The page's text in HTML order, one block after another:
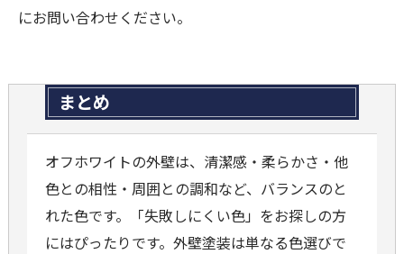
にお問い合わせください。
まとめ
オフホワイトの外壁は、清潔感・柔らかさ・他
色との相性・周囲との調和など、バランスのと
れた色です。「失敗しにくい色」をお探しの方
にはぴったりです。外壁塗装は単なる色選びで